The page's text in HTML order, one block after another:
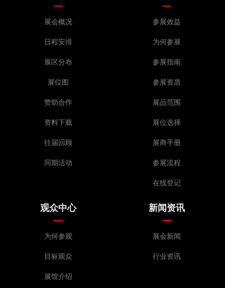
展会概况
日程安排
展区分布
展位图
赞助合作
资料下载
往届回顾
同期活动
参展效益
为何参展
参展指南
参展资质
展品范围
展位选择
展商手册
参展流程
在线登记
观众中心
为何参观
目标观众
展馆介绍
新闻资讯
展会新闻
行业资讯